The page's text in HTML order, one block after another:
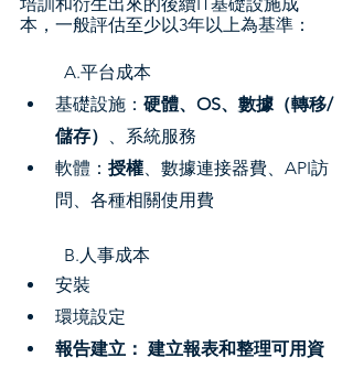
本，一般評估至少以3年以上為基準：
A.平台成本
基礎設施： 硬體、OS、數據（轉移/
儲存） 、系統服務
軟體： 授權、數據連接器費、API訪
問、各種相關使用費
B.人事成本
安裝
環境設定
報告建立： 建立報表和整理可用資